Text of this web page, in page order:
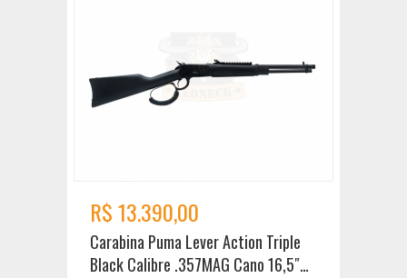
R$ 13.390,00
Carabina Puma Lever Action Triple
Black Calibre .357MAG Cano 16,5″